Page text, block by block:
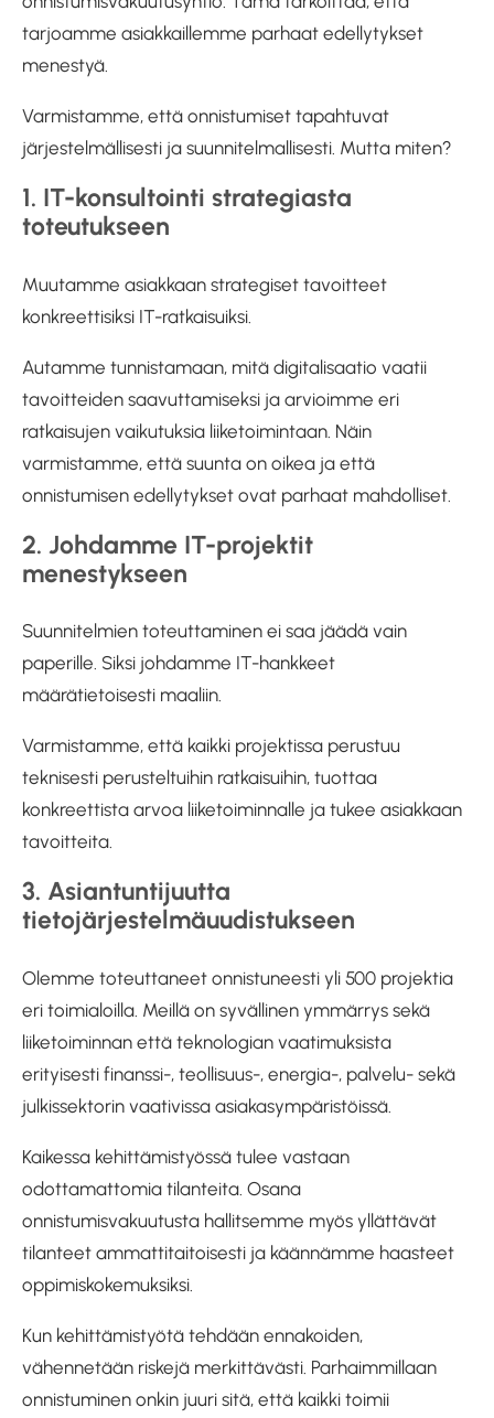
tarjoamme asiakkaillemme parhaat edellytykset
menestyä.
Varmistamme, että onnistumiset tapahtuvat
järjestelmällisesti ja suunnitelmallisesti. Mutta miten?
1. IT-konsultointi strategiasta
toteutukseen
Muutamme asiakkaan strategiset tavoitteet
konkreettisiksi IT-ratkaisuiksi.
Autamme tunnistamaan, mitä digitalisaatio vaatii
tavoitteiden saavuttamiseksi ja arvioimme eri
ratkaisujen vaikutuksia liiketoimintaan. Näin
varmistamme, että suunta on oikea ja että
onnistumisen edellytykset ovat parhaat mahdolliset.
2. Johdamme IT-projektit
menestykseen
Suunnitelmien toteuttaminen ei saa jäädä vain
paperille. Siksi johdamme IT-hankkeet
määrätietoisesti maaliin.
Varmistamme, että kaikki projektissa perustuu
teknisesti perusteltuihin ratkaisuihin, tuottaa
konkreettista arvoa liiketoiminnalle ja tukee asiakkaan
tavoitteita.
3. Asiantuntijuutta
tietojärjestelmäuudistukseen
Olemme toteuttaneet onnistuneesti yli 500 projektia
eri toimialoilla. Meillä on syvällinen ymmärrys sekä
liiketoiminnan että teknologian vaatimuksista
erityisesti finanssi-, teollisuus-, energia-, palvelu- sekä
julkissektorin vaativissa asiakasympäristöissä.
Kaikessa kehittämistyössä tulee vastaan
odottamattomia tilanteita. Osana
onnistumisvakuutusta hallitsemme myös yllättävät
tilanteet ammattitaitoisesti ja käännämme haasteet
oppimiskokemuksiksi.
Kun kehittämistyötä tehdään ennakoiden,
vähennetään riskejä merkittävästi. Parhaimmillaan
onnistuminen onkin juuri sitä, että kaikki toimii